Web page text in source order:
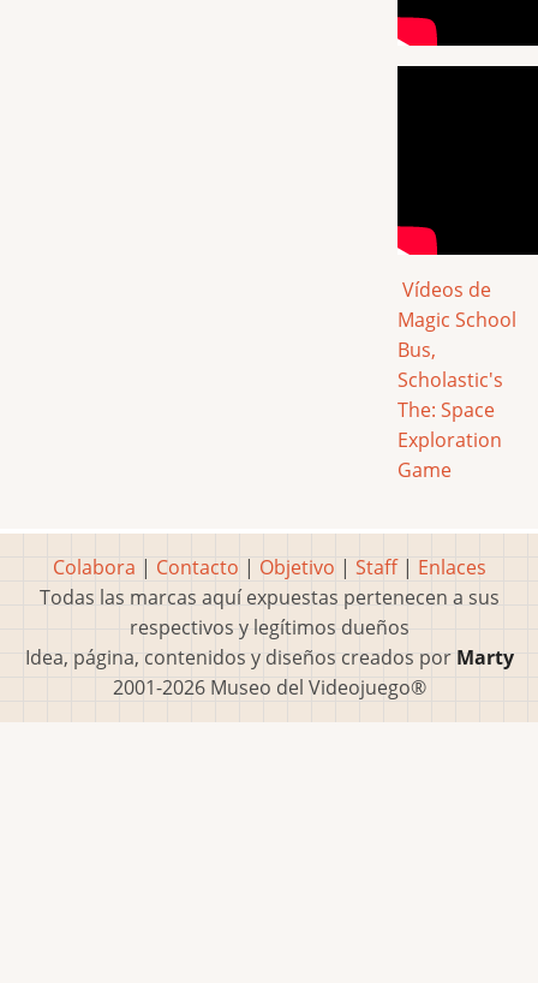
Vídeos de
Magic School
Bus,
Scholastic's
The: Space
Exploration
Game
Colabora | Contacto | Objetivo | Staff| Enlaces
Todas las marcas aquí expuestas pertenecen a sus
respectivos y legítimos dueños
Idea, página, contenidos y diseños creados por Marty
2001-2026 Museo del Videojuego®